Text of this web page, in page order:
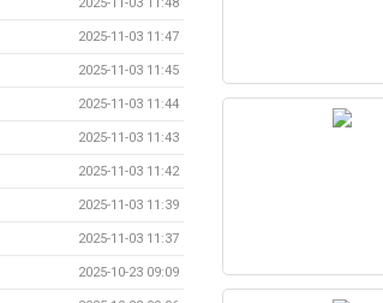
2025-11-03 11:47
2025-11-03 11:45
2025-11-03 11:44
2025-11-03 11:43
2025-11-03 11:42
2025-11-03 11:39
2025-11-03 11:37
2025-10-23 09:09